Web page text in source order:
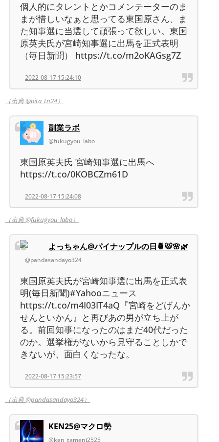
個人的にタレントとかコメンテーターのま
まが惜しいなぁと思ってる東国原さん、ま
た知事選に当選して頑張って欲しい。東国
原英夫氏が宮崎知事選に出馬を正式表明
（毎日新聞） https://t.co/m2oKAGsg7Z
2022-08-17 15:24:10
（出典 @oita_tn24）
副業ラボ
@fukugyou_labo
東国原英夫氏 宮崎知事選に出馬へ
https://t.co/0KOBCZm61D
2022-08-17 15:24:08
（出典 @fukugyou_labo）
よっちゃん@パイナップルの日🍍🐯🌸🌿
@pandasandayo324
東国原英夫氏が宮崎知事選に出馬を正式表
明(毎日新聞)#Yahooニュース
https://t.co/m4I03IT4aQ『宮崎をどげんか
せんといかん』と再びあの男が立ち上が
る。前回知事になったのはまだ40代だった
のか。選挙権がないから見守ることしかで
きないが、面白くなったな。
2022-08-17 15:23:57
（出典 @pandasandayo324）
KEN25@マクロ勢
@ken_tameni2525